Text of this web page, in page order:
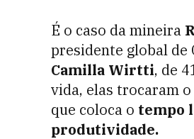
É o caso da mineira
presidente global de
Camilla Wirtti, de
vida, elas trocaram
que coloca o tempo
produtividade.